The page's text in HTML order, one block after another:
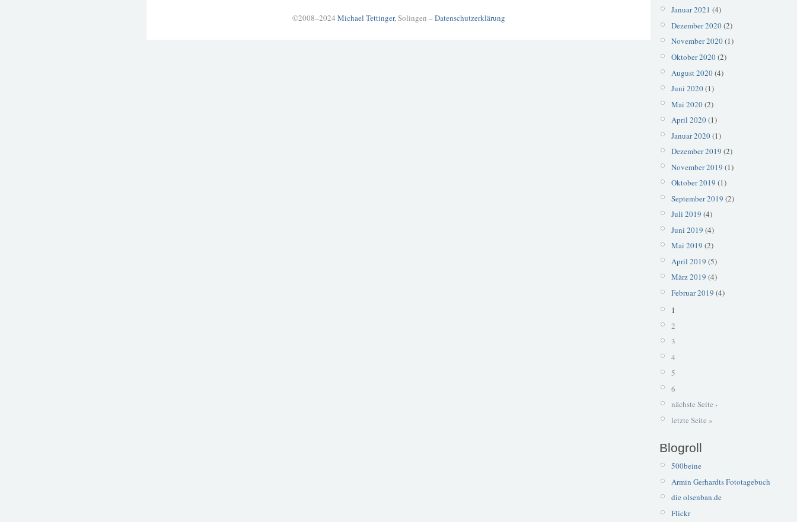
©2008–2024 Michael Tettinger, Solingen –Datenschutzerklärung
Januar 2021 (4)
Dezember 2020(2)
November 2020(1)
Oktober 2020(2)
August 2020(4)
Juni 2020(1)
Mai 2020(2)
April 2020(1)
Januar 2020(1)
Dezember 2019 (2)
November 2019 (1)
Oktober 2019 (1)
September 2019 (2)
Juli 2019 (4)
Juni 2019 (4)
Mai 2019 (2)
April 2019 (5)
März 2019 (4)
Februar 2019 (4)
1
2
3
4
5
6
nächste Seite ›
letzte Seite »
Blogroll
500beine
Armin Gerhardts Fototagebuch
die olsenban.de
Flickr